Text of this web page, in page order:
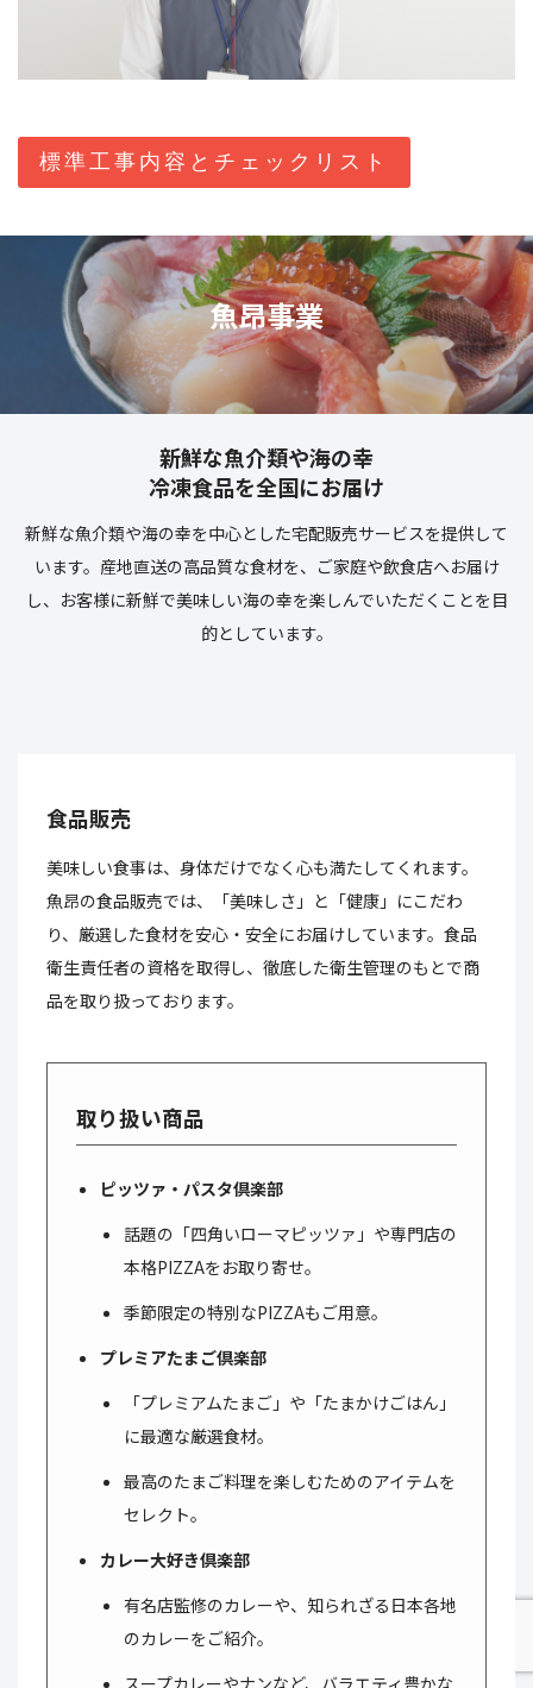
標準工事内容とチェックリスト
魚昂事業
新鮮な魚介類や海の幸
冷凍食品を全国にお届け
新鮮な魚介類や海の幸を中心とした宅配販売サービスを提供して
います。産地直送の高品質な食材を、ご家庭や飲食店へお届け
し、お客様に新鮮で美味しい海の幸を楽しんでいただくことを目
的としています。
食品販売
美味しい食事は、身体だけでなく心も満たしてくれます。
魚昂の食品販売では、「美味しさ」と「健康」にこだわ
り、厳選した食材を安心・安全にお届けしています。食品
衛生責任者の資格を取得し、徹底した衛生管理のもとで商
品を取り扱っております。
取り扱い商品
ピッツァ・パスタ倶楽部
話題の「四角いローマピッツァ」や専門店の
本格PIZZAをお取り寄せ。
季節限定の特別なPIZZAもご用意。
プレミアたまご倶楽部
「プレミアムたまご」や「たまかけごはん」
に最適な厳選食材。
最高のたまご料理を楽しむためのアイテムを
セレクト。
カレー大好き倶楽部
有名店監修のカレーや、知られざる日本各地
のカレーをご紹介。
スープカレーやナンなど、バラエティ豊かな